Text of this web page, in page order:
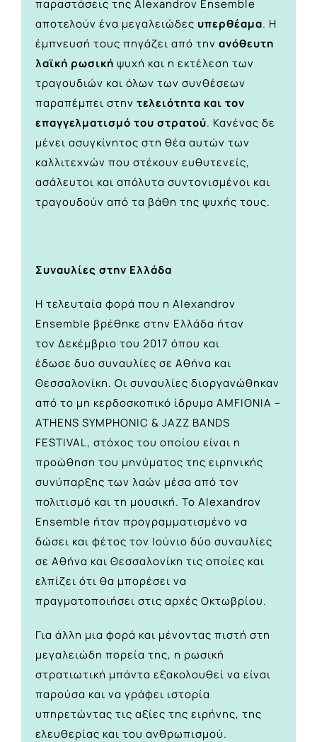
παραστάσεις της Alexandrov Ensemble
αποτελούν ένα μεγαλειώδες υπερθέαμα. Η
έμπνευσή τους πηγάζει από την ανόθευτη
λαϊκή ρωσική ψυχή και η εκτέλεση των
τραγουδιών και όλων των συνθέσεων
παραπέμπει στην τελειότητα και τον
επαγγελματισμό του στρατού. Κανένας δε
μένει ασυγκίνητος στη θέα αυτών των
καλλιτεχνών που στέκουν ευθυτενείς,
ασάλευτοι και απόλυτα συντονισμένοι και
τραγουδούν από τα βάθη της ψυχής τους.
Συναυλίες στην Ελλάδα
Η τελευταία φορά που η Alexandrov
Ensemble βρέθηκε στην Ελλάδα ήταν
τον Δεκέμβριο του 2017 όπου και
έδωσε δυο συναυλίες σε Αθήνα και
Θεσσαλονίκη. Οι συναυλίες διοργανώθηκαν
από το μη κερδοσκοπικό ίδρυμα ΑMFIONIA –
ATHENS SYMPHONIC & JAZZ BANDS
FESTIVAL, στόχος του οποίου είναι η
προώθηση του μηνύματος της ειρηνικής
συνύπαρξης των λαών μέσα από τον
πολιτισμό και τη μουσική. Το Alexandrov
Ensemble ήταν προγραμματισμένο να
δώσει και φέτος τον Ιούνιο δύο συναυλίες
σε Αθήνα και Θεσσαλονίκη τις οποίες και
ελπίζει ότι θα μπορέσει να
πραγματοποιήσει στις αρχές Οκτωβρίου.
Για άλλη μια φορά και μένοντας πιστή στη
μεγαλειώδη πορεία της, η ρωσική
στρατιωτική μπάντα εξακολουθεί να είναι
παρούσα και να γράφει ιστορία
υπηρετώντας τις αξίες της ειρήνης, της
ελευθερίας και του ανθρωπισμού.